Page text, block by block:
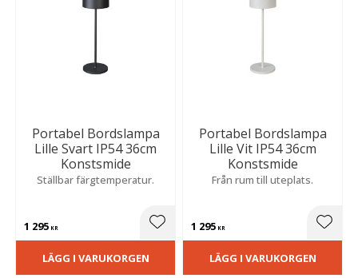
Portabel Bordslampa
Lille Svart IP54 36cm
Konstsmide
Ställbar färgtemperatur.
1 295 KR Lägg till i favoriter
LÄGG I VARUKORGEN
Portabel Bordslampa
Lille Vit IP54 36cm
Konstsmide
Från rum till uteplats.
1 295 KR
LÄGG I VARUKORGEN